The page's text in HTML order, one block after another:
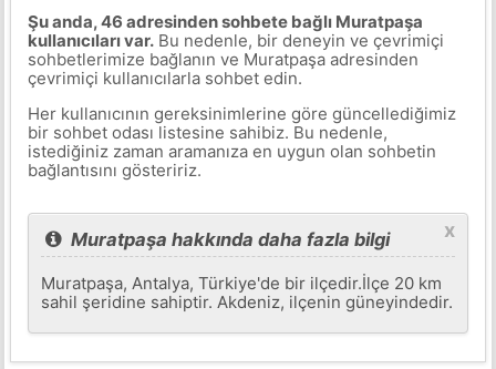
Şu anda, 46 adresinden sohbete bağlı Muratpaşa
kullanıcıları var.Bu nedenle, bir deneyin ve çevrimiçi
sohbetlerimize bağlanın ve Muratpaşa adresinden
çevrimiçi kullanıcılarla sohbet edin.
Her kullanıcının gereksinimlerine göre güncellediğimiz
bir sohbet odası listesine sahibiz. Bu nedenle,
istediğiniz zaman aramanıza en uygun olan sohbetin
bağlantısını gösteririz.
x
Muratpaşa hakkında daha fazla bilgi
Muratpaşa, Antalya, Türkiye'de bir ilçedir.İlçe 20 km
sahil şeridine sahiptir. Akdeniz, ilçenin güneyindedir.